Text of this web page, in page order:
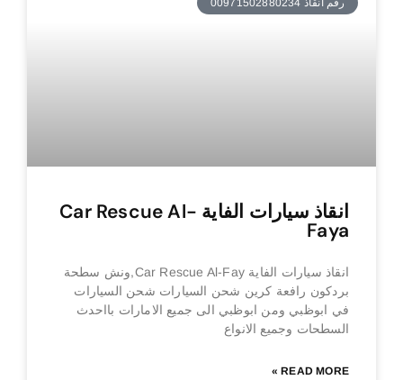
رقم انقاذ 00971502880234
انقاذ سيارات الفاية Car Rescue Al-
Faya
انقاذ سيارات الفاية Car Rescue Al-Fay,ونش سطحة
بردكون رافعة كرين شحن السيارات شحن السيارات
في ابوظبي ومن ابوظبي الى جميع الامارات بااحدث
السطحات وجميع الانواع
READ MORE »